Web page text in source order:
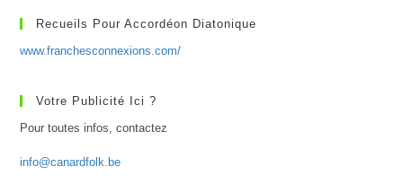
Recueils Pour Accordéon Diatonique
www.franchesconnexions.com/
Votre Publicité Ici ?
Pour toutes infos, contactez
info@canardfolk.be